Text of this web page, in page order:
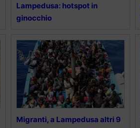
Lampedusa: hotspot in
ginocchio
Migranti, a Lampedusa altri 9